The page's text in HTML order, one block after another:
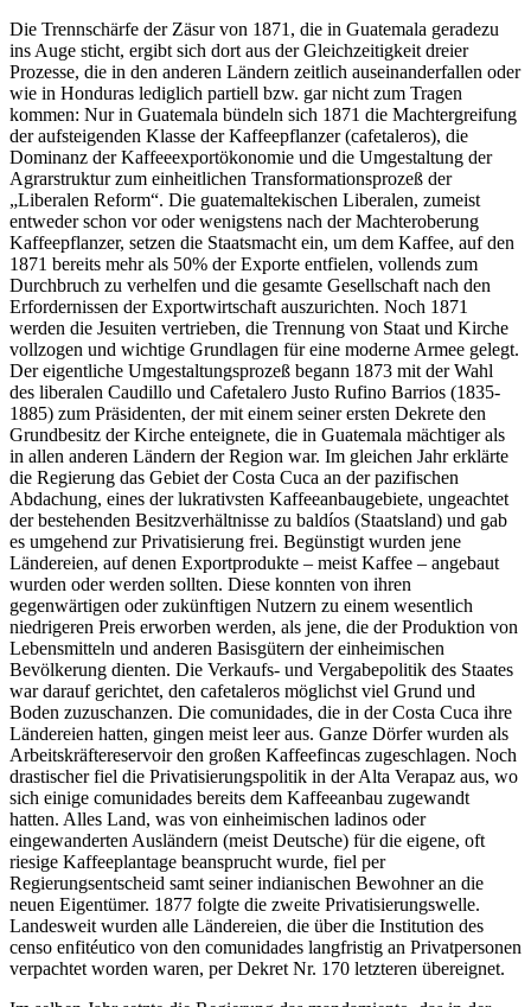
Die Trennschärfe der Zäsur von 1871, die in Guatemala geradezu
ins Auge sticht, ergibt sich dort aus der Gleichzeitigkeit dreier
Prozesse, die in den anderen Ländern zeitlich auseinanderfallen oder
wie in Honduras lediglich partiell bzw. gar nicht zum Tragen
kommen: Nur in Guatemala bündeln sich 1871 die Machtergreifung
der aufsteigenden Klasse der Kaffeepflanzer (cafetaleros), die
Dominanz der Kaffeeexportökonomie und die Umgestaltung der
Agrarstruktur zum einheitlichen Transformationsprozeß der
„Liberalen Reform“. Die guatemaltekischen Liberalen, zumeist
entweder schon vor oder wenigstens nach der Machteroberung
Kaffeepflanzer, setzen die Staatsmacht ein, um dem Kaffee, auf den
1871 bereits mehr als 50% der Exporte entfielen, vollends zum
Durchbruch zu verhelfen und die gesamte Gesellschaft nach den
Erfordernissen der Exportwirtschaft auszurichten. Noch 1871
werden die Jesuiten vertrieben, die Trennung von Staat und Kirche
vollzogen und wichtige Grundlagen für eine moderne Armee gelegt.
Der eigentliche Umgestaltungsprozeß begann 1873 mit der Wahl
des liberalen Caudillo und Cafetalero Justo Rufino Barrios (1835-
1885) zum Präsidenten, der mit einem seiner ersten Dekrete den
Grundbesitz der Kirche enteignete, die in Guatemala mächtiger als
in allen anderen Ländern der Region war. Im gleichen Jahr erklärte
die Regierung das Gebiet der Costa Cuca an der pazifischen
Abdachung, eines der lukrativsten Kaffeeanbaugebiete, ungeachtet
der bestehenden Besitzverhältnisse zu baldíos (Staatsland) und gab
es umgehend zur Privatisierung frei. Begünstigt wurden jene
Ländereien, auf denen Exportprodukte – meist Kaffee – angebaut
wurden oder werden sollten. Diese konnten von ihren
gegenwärtigen oder zukünftigen Nutzern zu einem wesentlich
niedrigeren Preis erworben werden, als jene, die der Produktion von
Lebensmitteln und anderen Basisgütern der einheimischen
Bevölkerung dienten. Die Verkaufs- und Vergabepolitik des Staates
war darauf gerichtet, den cafetaleros möglichst viel Grund und
Boden zuzuschanzen. Die comunidades, die in der Costa Cuca ihre
Ländereien hatten, gingen meist leer aus. Ganze Dörfer wurden als
Arbeitskräftereservoir den großen Kaffeefincas zugeschlagen. Noch
drastischer fiel die Privatisierungspolitik in der Alta Verapaz aus, wo
sich einige comunidades bereits dem Kaffeeanbau zugewandt
hatten. Alles Land, was von einheimischen ladinos oder
eingewanderten Ausländern (meist Deutsche) für die eigene, oft
riesige Kaffeeplantage beansprucht wurde, fiel per
Regierungsentscheid samt seiner indianischen Bewohner an die
neuen Eigentümer. 1877 folgte die zweite Privatisierungswelle.
Landesweit wurden alle Ländereien, die über die Institution des
censo enfitéutico von den comunidades langfristig an Privatpersonen
verpachtet worden waren, per Dekret Nr. 170 letzteren übereignet.